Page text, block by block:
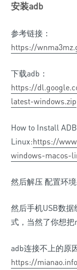
安装adb
参考链接：
https://
下载adb：
https://
latest-windows.zip
How to Install
Linux:https://
windows-macos-
然后解压 配置环境
然后手机USB数
式，当然了你想把
adb连接不上的原
https://